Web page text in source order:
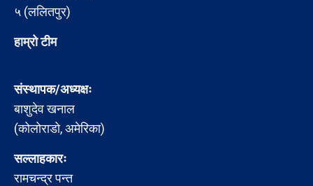
५ (ललितपुर)
हाम्रो टीम
संस्थापक/अध्यक्षः
बाशुदेव खनाल
(कोलोराडो, अमेरिका)
सल्लाहकारः
रामचन्द्र पन्त